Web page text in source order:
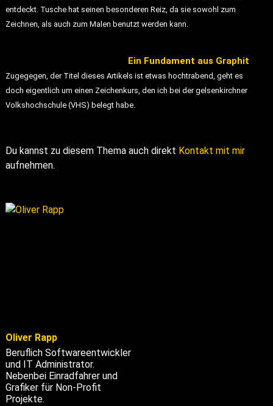
entdeckt. Tusche hat seinen besonderen Reiz, da sie sowohl zum
Zeichnen, als auch zum Malen benutzt werden kann.
Ein Fundament aus Graphit
Zugegegen, der Titel dieses Artikels ist etwas hochtrabend, geht es
doch eigentlich um einen Zeichenkurs, den ich bei der gelsenkirchner
Volkshochschule (VHS) belegt habe.
Du kannst zu diesem Thema auch direkt Kontakt mit mir
aufnehmen.
Oliver Rapp
Beruflich Softwareentwickler
und IT Administrator.
Nebenbei Einradfahrer und
Grafiker für Non-Profit
Projekte.